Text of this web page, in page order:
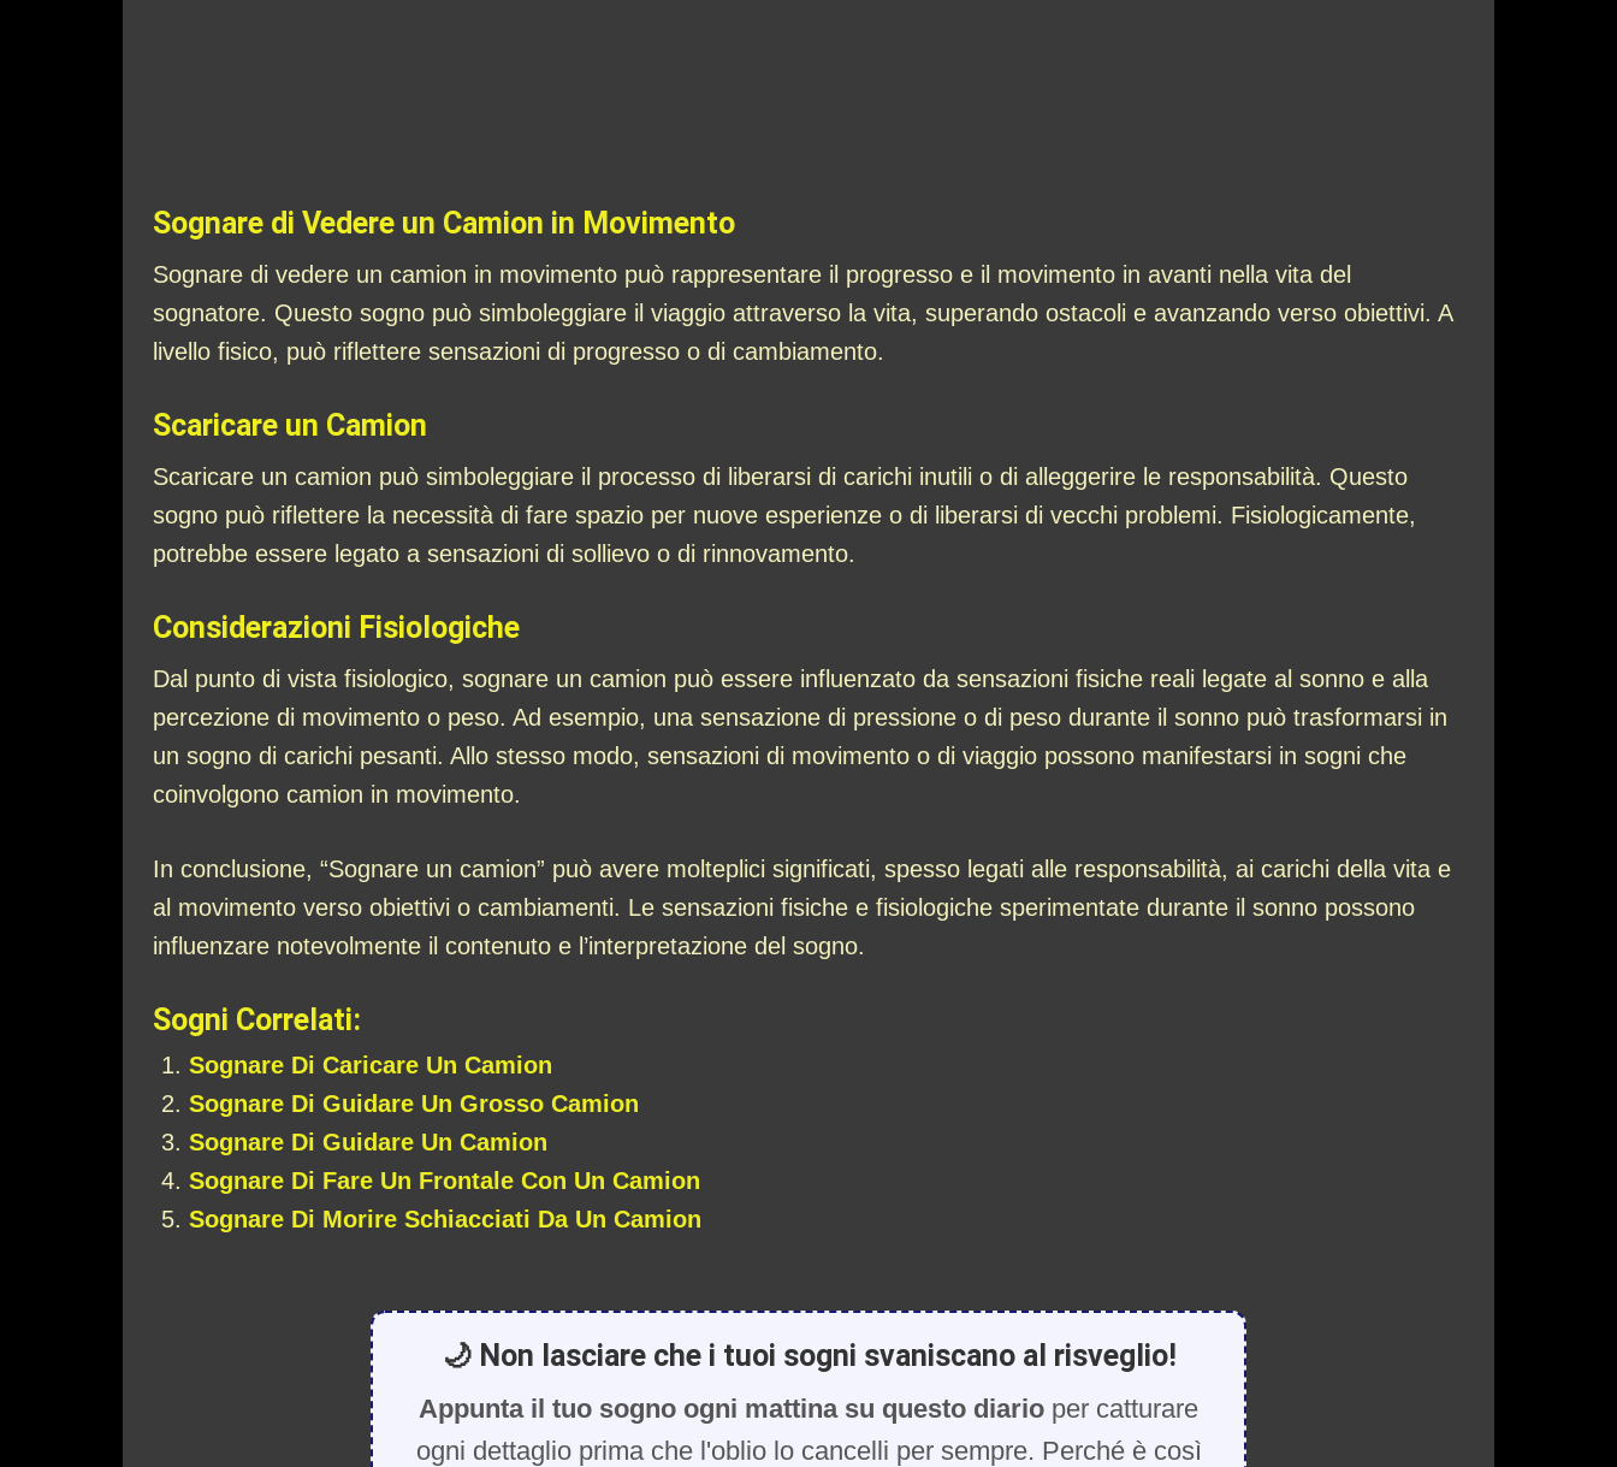
Sognare di Vedere un Camion in Movimento
Sognare di vedere un camion in movimento può rappresentare il progresso e il movimento in avanti nella vita del
sognatore. Questo sogno può simboleggiare il viaggio attraverso la vita, superando ostacoli e avanzando verso obiettivi. A
livello fisico, può riflettere sensazioni di progresso o di cambiamento.
Scaricare un Camion
Scaricare un camion può simboleggiare il processo di liberarsi di carichi inutili o di alleggerire le responsabilità. Questo
sogno può riflettere la necessità di fare spazio per nuove esperienze o di liberarsi di vecchi problemi. Fisiologicamente,
potrebbe essere legato a sensazioni di sollievo o di rinnovamento.
Considerazioni Fisiologiche
Dal punto di vista fisiologico, sognare un camion può essere influenzato da sensazioni fisiche reali legate al sonno e alla
percezione di movimento o peso. Ad esempio, una sensazione di pressione o di peso durante il sonno può trasformarsi in
un sogno di carichi pesanti. Allo stesso modo, sensazioni di movimento o di viaggio possono manifestarsi in sogni che
coinvolgono camion in movimento.
In conclusione, “Sognare un camion” può avere molteplici significati, spesso legati alle responsabilità, ai carichi della vita e
al movimento verso obiettivi o cambiamenti. Le sensazioni fisiche e fisiologiche sperimentate durante il sonno possono
influenzare notevolmente il contenuto e l’interpretazione del sogno.
Sogni Correlati:
Sognare Di Caricare Un Camion
Sognare Di Guidare Un Grosso Camion
Sognare Di Guidare Un Camion
Sognare Di Fare Un Frontale Con Un Camion
Sognare Di Morire Schiacciati Da Un Camion
🌙 Non lasciare che i tuoi sogni svaniscano al risveglio!
Appunta il tuo sogno ogni mattina su questo diario per catturare
ogni dettaglio prima che l'oblio lo cancelli per sempre. Perché è così